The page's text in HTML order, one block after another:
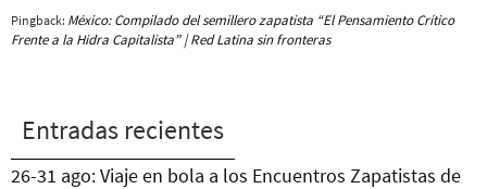
Pingback: México: Compilado del semillero zapatista “El Pensamiento Crítico
Frente a la Hidra Capitalista” | Red Latina sin fronteras
Entradas recientes
26-31 ago: Viaje en bola a los Encuentros Zapatistas de